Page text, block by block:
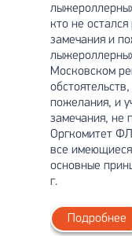
кто не
замечания и
Московском
пожелания, и
замечания, не
Оргкомитет
все
основные
г.
Подробнее